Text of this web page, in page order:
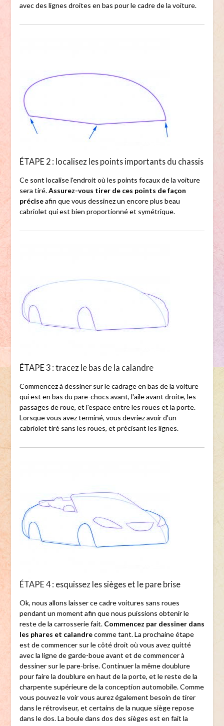
avec des lignes droites en bas pour le cadre de la voiture.
ÉTAPE 2 : localisez les points importants du chassis
Ce sont localise l'endroit où les points focaux de la voiture
sera tiré.Assurez-vous tirer de ces points de façon
préciseafin que vous dessinez un encore plus beau
cabriolet qui est bien proportionné et symétrique.
ÉTAPE 3 : tracez le bas de la calandre
Commencez à dessiner sur le cadrage en bas de la voiture
qui est en bas du pare-chocs avant, l'aile avant droite, les
passages de roue, et l'espace entre les roues et la porte.
Lorsque vous avez terminé, vous devriez avoir d'un
cabriolet tiré sans les roues, et précisant les lignes.
ÉTAPE 4 : esquissez les sièges et le pare brise
Ok, nous allons laisser ce cadre voitures sans roues
pendant un moment afin que nous puissions obtenir le
reste de la carrosserie fait. Commencez par dessiner dans
les phares et calandrecomme tant. La prochaine étape
est de commencer sur le côté droit où vous avez quitté
avec la ligne de garde-boue avant et de commencer à
dessiner sur le pare-brise. Continuer la même doublure
pour faire la doublure en haut de la porte, et le reste de la
charpente supérieure de la conception automobile. Comme
vous pouvez le voir vous aurez également besoin de tirer
dans le rétroviseur, et certains de la nuque siège repose
dans le dos. La boule dans dos des sièges est en fait la